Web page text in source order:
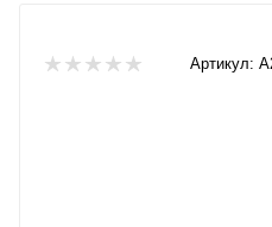
Артикул: